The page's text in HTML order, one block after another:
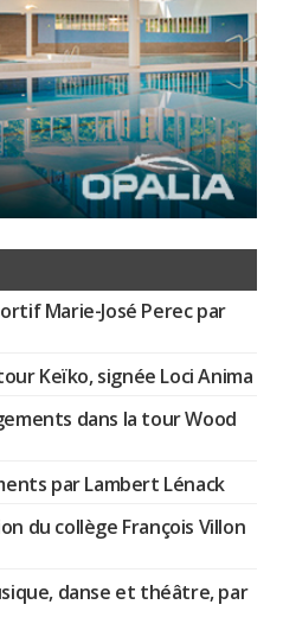
Marie-José Perec par
Keïko, signée Loci Anima
dans la tour Wood
par Lambert Lénack
du collège François Villon
danse et théâtre, par